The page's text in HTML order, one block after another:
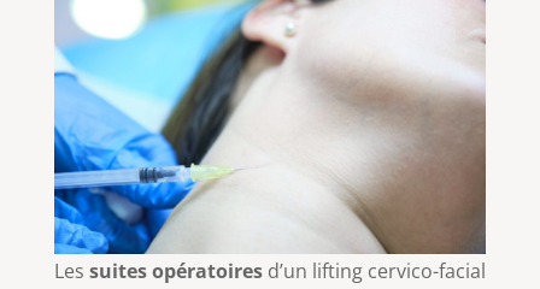
Les suites opératoiresd’un lifting cervico-facial